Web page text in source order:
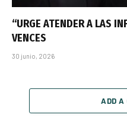
“URGE ATENDER A LAS
VENCES
30 junio, 2026
ADD A